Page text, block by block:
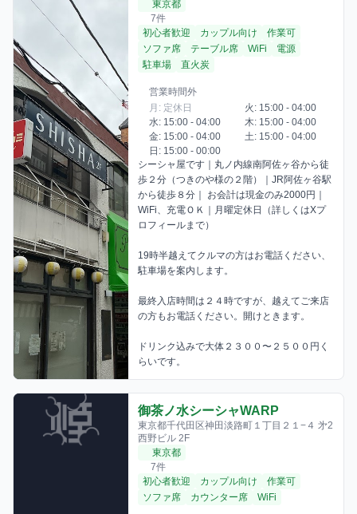
東京都
7件
初心者歓迎
カップル向け
作業可
ソファ席
テーブル席 WiFi
電源
駐車場
直火炭
営業時間外
月: 定休日
火: 15:00 - 04:00
水: 15:00 - 04:00
木: 15:00 - 04:00
金: 15:00 - 04:00
土: 15:00 - 04:00
日: 15:00 - 00:00
シーシャ屋です｜丸ノ内線南阿佐ヶ谷から徒
歩２分（つきのや様の２階）｜JR阿佐ヶ谷駅
から徒歩８分｜ お会計は現金のみ2000円｜
WiFi、充電ＯＫ｜月曜定休日（詳しくはXプ
ロフィールまで）
19時半越えてクルマの方はお電話ください、
駐車場を案内します。
最終入店時間は２４時ですが、越えてご来店
の方もお電話ください。開けときます。
ドリンク込みで大体２３００〜２５００円く
らいです。
御茶ノ水シーシャWARP
東京都千代田区神田淡路町１丁目２１−４ 㐧2
西野ビル 2F
東京都
7件
初心者歓迎
カップル向け
作業可
ソファ席
カウンター席 WiFi